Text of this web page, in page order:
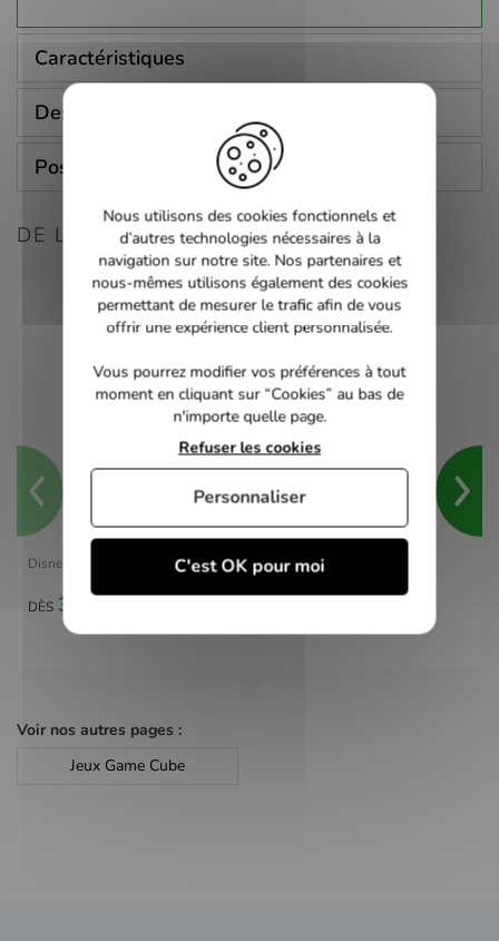
Caractéristiques
Description
Poser une question
DE LA MÊME CONSOLE
Disney Sports Skateboarding - Gamecube
DÈS 30,00 €
Voir nos autres pages :
Jeux Game Cube
Nous utilisons des cookies fonctionnels et
d’autres technologies nécessaires à la
navigation sur notre site. Nos partenaires et
nous-mêmes utilisons également des cookies
permettant de mesurer le trafic afin de vous
offrir une expérience client personnalisée.
Vous pourrez modifier vos préférences à tout
moment en cliquant sur “Cookies” au bas de
n'importe quelle page.
C'est OK pour moi
Refuser les cookies
Personnaliser